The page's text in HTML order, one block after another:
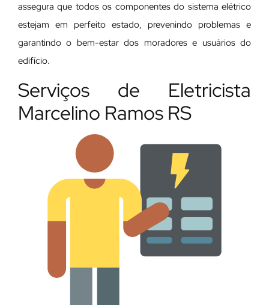
assegura que todos os componentes do sistema elétrico
estejam em perfeito estado, prevenindo problemas e
garantindo o bem-estar dos moradores e usuários do
edifício.
Serviços de Eletricista
Marcelino Ramos RS